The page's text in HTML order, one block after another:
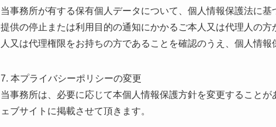
当事務所が有する保有個人データについて、個人情報保護法に
提供の停止または利用目的の通知にかかるご本人又は代理人の
人又は代理権限をお持ちの方であることを確認のうえ、個人情報
7. 本プライバシーポリシーの変更
当事務所は、必要に応じて本個人情報保護方針を変更すること
ェブサイトに掲載させて頂きます。